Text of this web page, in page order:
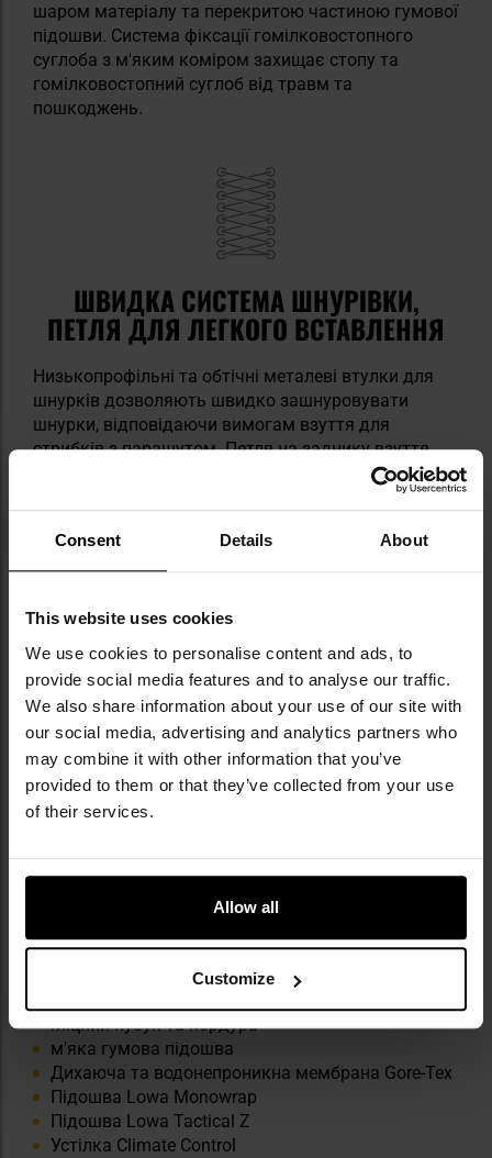
Consent Details About
This website uses cookies
We use cookies to personalise content and ads, to
provide social media features and to analyse our traffic.
We also share information about your use of our site with
our social media, advertising and analytics partners who
may combine it with other information that you’ve
provided to them or that they’ve collected from your use
of their services.
Allow all
Customize
шаром матеріалу та перекритою частиною гумової
підошви. Система фіксації гомілковостопного
суглоба з м'яким коміром захищає стопу та
гомілковостопний суглоб від травм та
пошкоджень.
ШВИДКА СИСТЕМА ШНУРІВКИ,
ПЕТЛЯ ДЛЯ ЛЕГКОГО ВСТАВЛЕННЯ
Низькопрофільні та обтічні металеві втулки для
шнурків дозволяють швидко зашнуровувати
шнурки, відповідаючи вимогам взуття для
стрибків з парашутом. Петля на заднику взуття
дозволяє легко взувати та знімати взуття.
СЕРТИФІКАТИ
Взуття сертифіковане на відповідність нормам ЄС
щодо засобів індивідуального захисту
(сертифіковане за стандартом EN ISO
20347:2012).
КЛЮЧОВІ ОСОБЛИВОСТІ
Міцний нубук та кордура
м'яка гумова підошва
Дихаюча та водонепроникна мембрана Gore-Tex
Підошва Lowa Monowrap
Підошва Lowa Tactical Z
Устілка Climate Control